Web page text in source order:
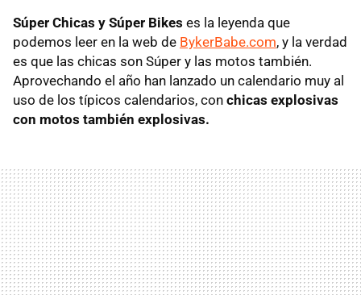
Súper Chicas y Súper Bikes es la leyenda que
podemos leer en la web de BykerBabe.com, y la verdad
es que las chicas son Súper y las motos también.
Aprovechando el año han lanzado un calendario muy al
uso de los típicos calendarios, con chicas explosivas
con motos también explosivas.